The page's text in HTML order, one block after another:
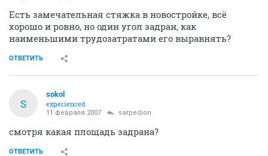
Есть замечательная стяжка в новостройке, всё
хорошо и ровно, но один угол задран, как
наименьшими трудозатратами его выравнять?
ОТВЕТИТЬ
S
sokol
experienced
11 февраля 2007 sarpedion
смотря какая площадь задрана?
ОТВЕТИТЬ